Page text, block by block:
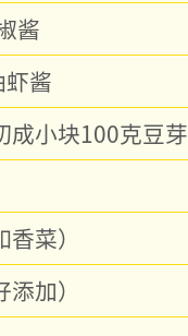
酱
酱
成小块100克豆芽
菜）
加）